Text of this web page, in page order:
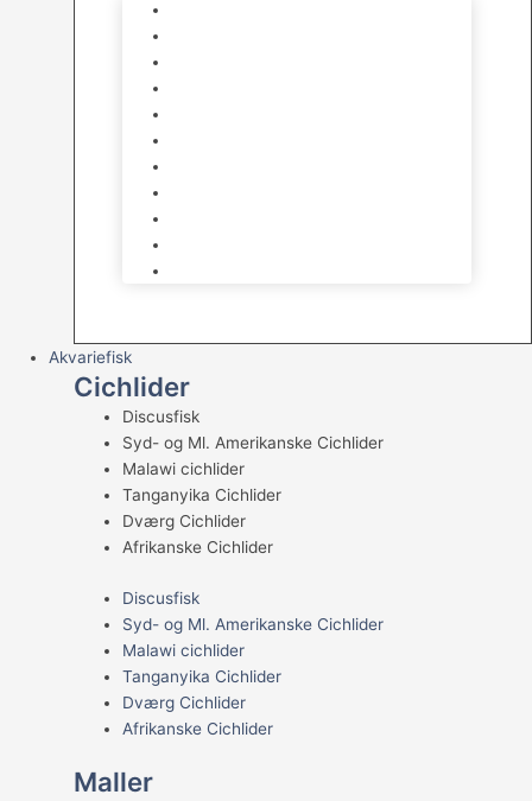
Akvariefisk
Cichlider
Discusfisk
Syd- og Ml. Amerikanske Cichlider
Malawi cichlider
Tanganyika Cichlider
Dværg Cichlider
Afrikanske Cichlider
Discusfisk
Syd- og Ml. Amerikanske Cichlider
Malawi cichlider
Tanganyika Cichlider
Dværg Cichlider
Afrikanske Cichlider
Maller